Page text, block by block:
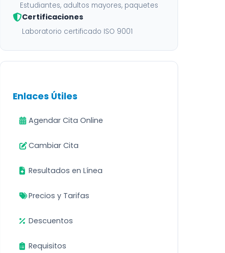
Estudiantes, adultos mayores, paquetes
Certificaciones
Laboratorio certificado ISO 9001
Enlaces Útiles
Agendar Cita Online
Cambiar Cita
Resultados en Línea
Precios y Tarifas
Descuentos
Requisitos